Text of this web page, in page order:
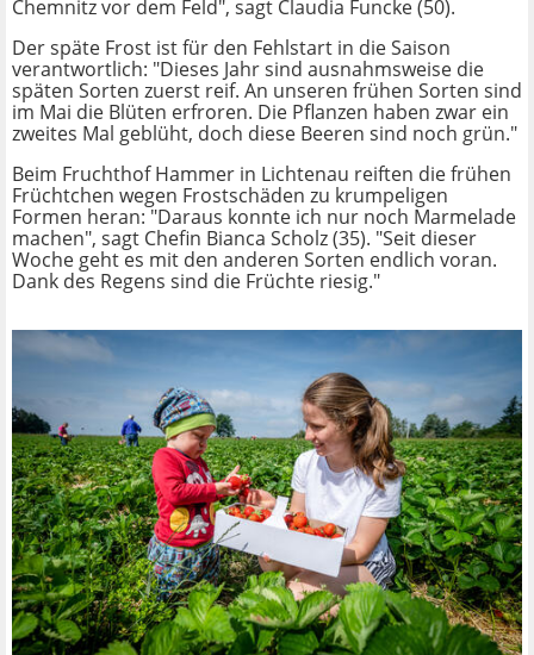
Chemnitz vor dem Feld", sagt Claudia Funcke (50).
Der späte Frost ist für den Fehlstart in die Saison
verantwortlich: "Dieses Jahr sind ausnahmsweise die
späten Sorten zuerst reif. An unseren frühen Sorten sind
im Mai die Blüten erfroren. Die Pflanzen haben zwar ein
zweites Mal geblüht, doch diese Beeren sind noch grün."
Beim Fruchthof Hammer in Lichtenau reiften die frühen
Früchtchen wegen Frostschäden zu krumpeligen
Formen heran: "Daraus konnte ich nur noch Marmelade
machen", sagt Chefin Bianca Scholz (35). "Seit dieser
Woche geht es mit den anderen Sorten endlich voran.
Dank des Regens sind die Früchte riesig."